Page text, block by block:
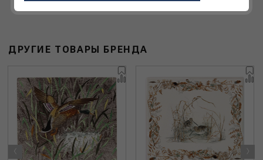
ДРУГИЕ ТОВАРЫ БРЕНДА
‹ ›